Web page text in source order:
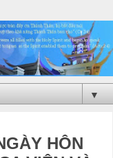
▼
HÔN